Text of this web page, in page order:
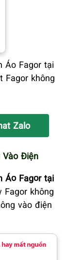
Áo Fagor tại
Fagor không
Zalo
Vào Điện
Áo Fagor tại
Fagor không
vào điện